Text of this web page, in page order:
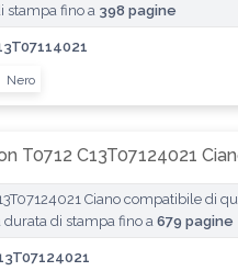
stampa fino a 398 pagine
Nero
T0712 C13T07124021
Ciano compatibile di
di stampa fino a 679 pagine